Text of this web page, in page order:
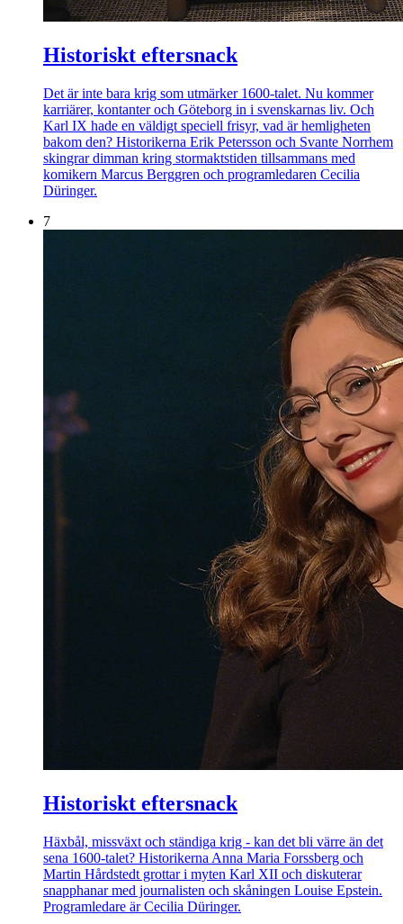
Historiskt eftersnack
Det är inte bara krig som utmärker 1600-talet. Nu kommer
karriärer, kontanter och Göteborg in i svenskarnas liv. Och
Karl IX hade en väldigt speciell frisyr, vad är hemligheten
bakom den? Historikerna Erik Petersson och Svante Norrhem
skingrar dimman kring stormaktstiden tillsammans med
komikern Marcus Berggren och programledaren Cecilia
Düringer.
7
Historiskt eftersnack
Häxbål, missväxt och ständiga krig - kan det bli värre än det
sena 1600-talet? Historikerna Anna Maria Forssberg och
Martin Hårdstedt grottar i myten Karl XII och diskuterar
snapphanar med journalisten och skåningen Louise Epstein.
Programledare är Cecilia Düringer.